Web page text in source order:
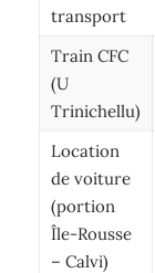
transport
Train CFC
(U
Trinichellu)
Location
de voiture
(portion
Île-Rousse
– Calvi)